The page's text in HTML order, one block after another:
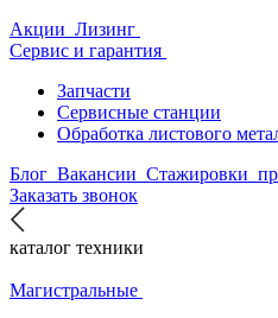
Акции Лизинг
Сервис и гарантия
Запчасти
Сервисные станции
Обработка листового
Блог Вакансии Стажировки
Заказать звонок
каталог техники
Магистральные